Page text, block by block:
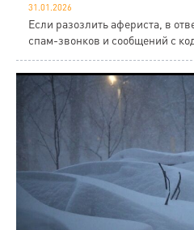
31.01.2026
Если разозлить афериста, в
спам-звонков и сообщений с